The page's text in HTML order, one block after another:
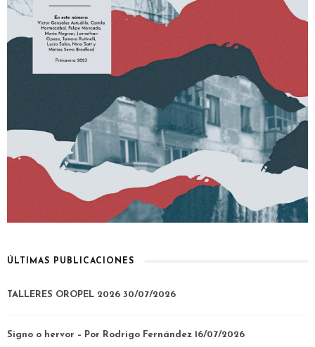
ÚLTIMAS PUBLICACIONES
TALLERES OROPEL 2026 30/07/2026
Signo o hervor – Por Rodrigo Fernández 16/07/2026